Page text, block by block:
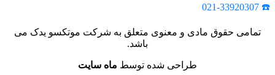
☎️ 021-33920307
تمامی حقوق مادی و معنوی متعلق به شرکت موتکسو یدک می
باشد.
طراحی شده توسط ماه سایت